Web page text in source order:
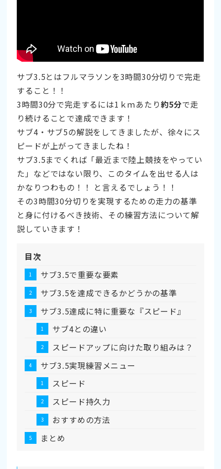
サブ3.5とはフルマラソンを3時間30分切りで完走
すること！！
3時間30分で完走するには1ｋｍあたり約5分で走
り続けることで達成できます！
サブ4・サブ5の解説をしてきましたが、徐々にス
ピードが上がってきましたね！
サブ3.5までくれば「最近まで陸上競技をやってい
た」などではない限り、このタイムを出せる人は
かなりつわもの！！ と言えるでしょう！！
その3時間30分切りを実現するための走力の基準
と身に付けるべき技術、その練習方法について解
説していきます！
目次
サブ3.5で重要な要素
サブ3.5を達成できるかどうかの基準
サブ3.5達成に特に重要な『スピード』
サブ4との違い
スピードアップに向けた取り組みは？
サブ3.5実現練習メニュー
スピード
スピード持久力
おすすめの方法
まとめ